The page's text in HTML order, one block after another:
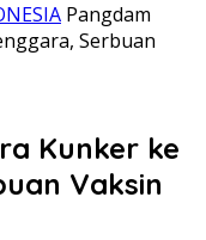
Pangdam
Serbuan
Kunker ke
Vaksin